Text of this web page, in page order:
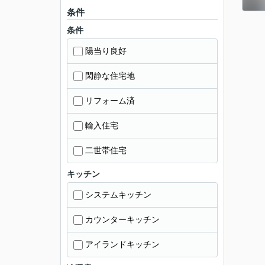
条件
条件
陽当り良好
閑静な住宅地
リフォーム済
輸入住宅
二世帯住宅
キッチン
システムキッチン
カウンターキッチン
アイランドキッチン